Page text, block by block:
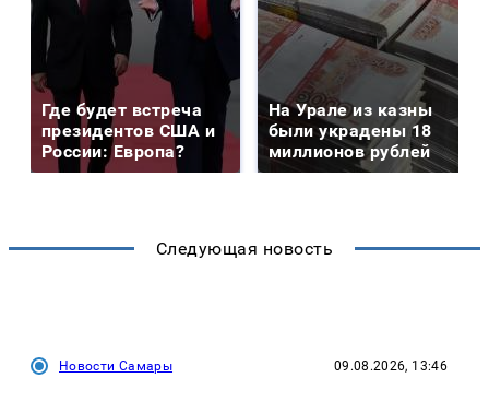
Где будет встреча
президентов США и
России: Европа?
На Урале из казны
были украдены 18
миллионов рублей
Следующая новость
Новости Самары 09.08.2026, 13:46